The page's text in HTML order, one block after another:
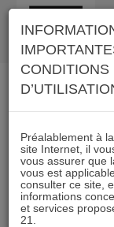
Skip
content
CONDITIONS
Préalablement à
site Internet, il
vous assurer que
vous est
consulter ce site,
informations
et services
21.